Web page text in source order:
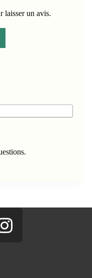
laisser un avis.